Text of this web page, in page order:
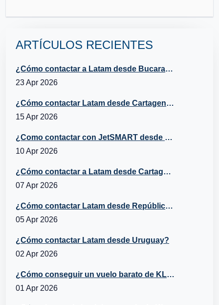
ARTÍCULOS RECIENTES
¿Cómo contactar a Latam desde Bucaramanga?
23 Apr 2026
¿Cómo contactar Latam desde Cartagena?
15 Apr 2026
¿Como contactar con JetSMART desde Cartagena, Chile?
10 Apr 2026
¿Cómo contactar a Latam desde Cartagena, República Dominicana?
07 Apr 2026
¿Cómo contactar Latam desde República Dominicana?
05 Apr 2026
¿Cómo contactar Latam desde Uruguay?
02 Apr 2026
¿Cómo conseguir un vuelo barato de KLM a España?
01 Apr 2026